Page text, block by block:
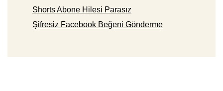
Shorts Abone Hilesi Parasız
Şifresiz Facebook Beğeni Gönderme